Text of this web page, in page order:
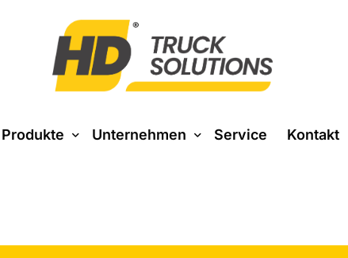
Produkte Unternehmen Service Kontakt